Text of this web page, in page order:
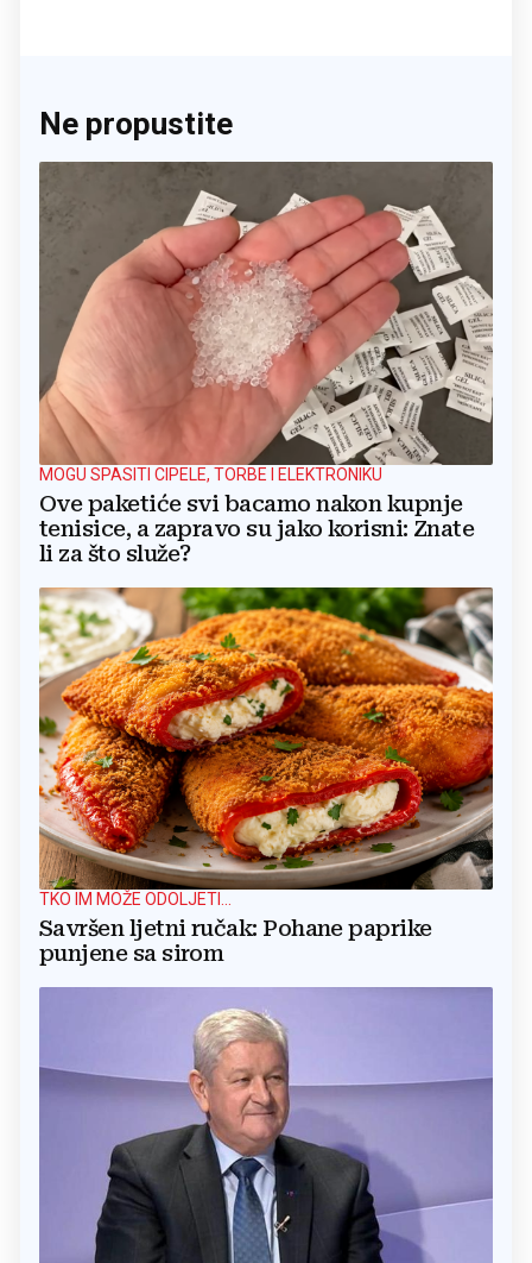
Ne propustite
MOGU SPASITI CIPELE, TORBE I ELEKTRONIKU
Ove paketiće svi bacamo nakon kupnje
tenisice, a zapravo su jako korisni: Znate
li za što služe?
TKO IM MOŽE ODOLJETI...
Savršen ljetni ručak: Pohane paprike
punjene sa sirom